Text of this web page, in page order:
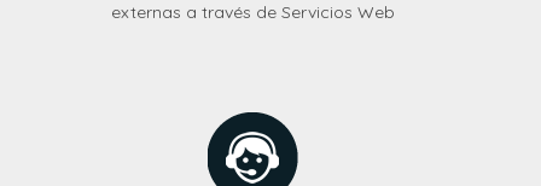
externas a través de Servicios Web